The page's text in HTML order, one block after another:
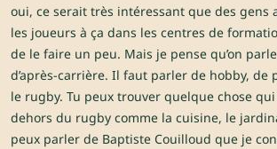
oui, ce serait très intéressant que des gens
les joueurs à ça dans les centres de
de le faire un peu. Mais je pense qu’on
d’après-carrière. Il faut parler de hobby, de
le rugby. Tu peux trouver quelque chose
dehors du rugby comme la cuisine, le
peux parler de Baptiste Couilloud que je